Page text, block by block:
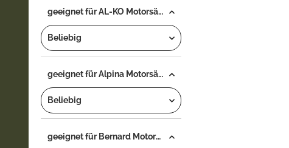
geeignet für AL-KO Motorsäge...
Beliebig
geeignet für Alpina Motorsäge...
Beliebig
geeignet für Bernard Motorsäge...